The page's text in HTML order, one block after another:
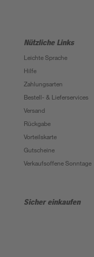
Nützliche Links
Leichte Sprache
Hilfe
Zahlungsarten
Bestell- & Lieferservices
Versand
Rückgabe
Vorteilskarte
Gutscheine
Verkaufsoffene Sonntage
Sicher einkaufen